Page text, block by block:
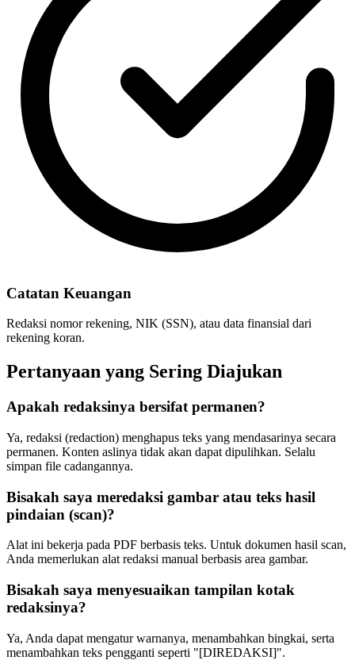
Catatan Keuangan
Redaksi nomor rekening, NIK (SSN), atau data finansial dari
rekening koran.
Pertanyaan yang Sering Diajukan
Apakah redaksinya bersifat permanen?
Ya, redaksi (redaction) menghapus teks yang mendasarinya secara
permanen. Konten aslinya tidak akan dapat dipulihkan. Selalu
simpan file cadangannya.
Bisakah saya meredaksi gambar atau teks hasil
pindaian (scan)?
Alat ini bekerja pada PDF berbasis teks. Untuk dokumen hasil scan,
Anda memerlukan alat redaksi manual berbasis area gambar.
Bisakah saya menyesuaikan tampilan kotak
redaksinya?
Ya, Anda dapat mengatur warnanya, menambahkan bingkai, serta
menambahkan teks pengganti seperti "[DIREDAKSI]".